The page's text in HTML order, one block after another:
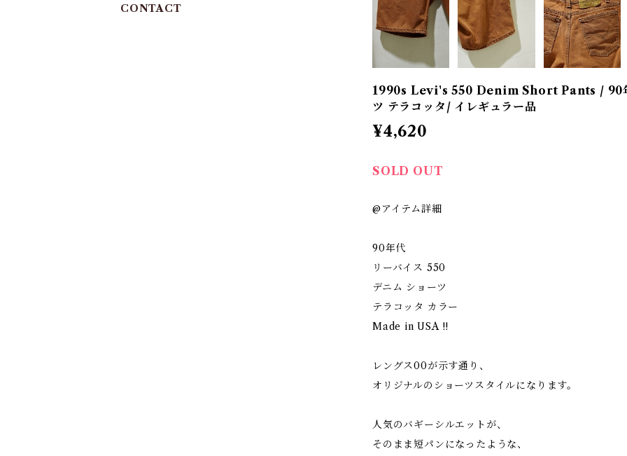
1990s Levi's 550 Denim Short Pants / 90年
ツ テラコッタ/ イレギュラー品
¥4,620
SOLD OUT
@アイテム詳細
90年代
リーバイス 550
デニム ショーツ
テラコッタ カラー
Made in USA !!
レングス00が示す通り、
オリジナルのショーツスタイルになります。
人気のバギーシルエットが、
そのまま短パンになったような、
CONTACT